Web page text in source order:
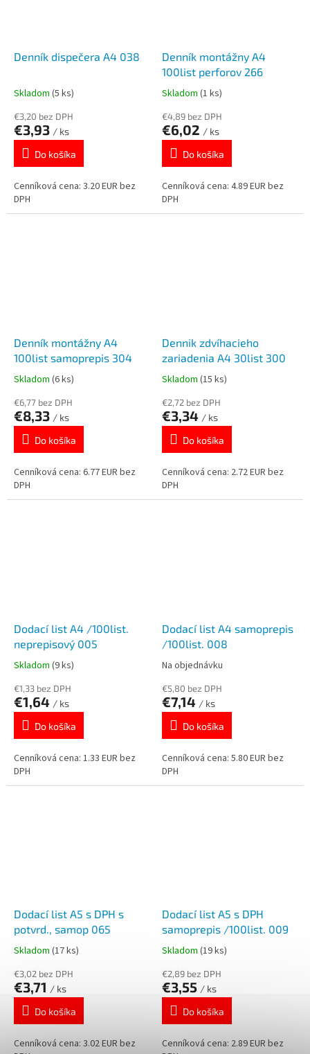
Denník dispečera A4 038
Skladom (5 ks)
€3,20 bez DPH
€3,93 / ks
Do košíka
Cenníková cena: 3.20 EUR bez
DPH
Denník montážny A4
100list perforov 266
Skladom (1 ks)
€4,89 bez DPH
€6,02 / ks
Do košíka
Cenníková cena: 4.89 EUR bez
DPH
Denník montážny A4
100list samoprepis 304
Skladom (6 ks)
€6,77 bez DPH
€8,33 / ks
Do košíka
Cenníková cena: 6.77 EUR bez
DPH
Dennik zdvíhacieho
zariadenia A4 30list 300
Skladom (15 ks)
€2,72 bez DPH
€3,34 / ks
Do košíka
Cenníková cena: 2.72 EUR bez
DPH
Dodací list A4 /100list.
neprepisový 005
Skladom (9 ks)
€1,33 bez DPH
€1,64 / ks
Do košíka
Cenníková cena: 1.33 EUR bez
DPH
Dodací list A4 samoprepis
/100list. 008
Na objednávku
€5,80 bez DPH
€7,14 / ks
Do košíka
Cenníková cena: 5.80 EUR bez
DPH
Dodací list A5 s DPH s
potvrd., samop 065
Skladom (17 ks)
€3,02 bez DPH
€3,71 / ks
Do košíka
Cenníková cena: 3.02 EUR bez
Dodací list A5 s DPH
samoprepis /100list. 009
Skladom (19 ks)
€2,89 bez DPH
€3,55 / ks
Do košíka
Cenníková cena: 2.89 EUR bez